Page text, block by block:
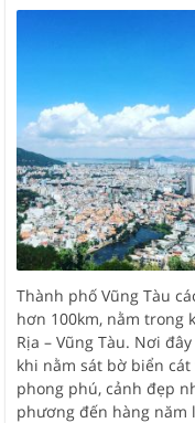
Thành phố Vũng Tàu
hơn 100km, nằm trong
Rịa – Vũng Tàu. Nơi
khi nằm sát bờ biển
phong phú, cảnh đẹp
phương đến hàng năm